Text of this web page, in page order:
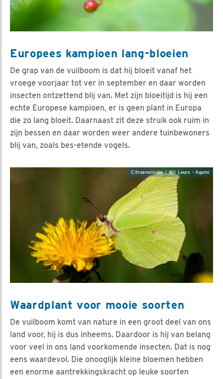
Europees kampioen lang-bloeien
De grap van de vuilboom is dat hij bloeit vanaf het
vroege voorjaar tot ver in september en daar worden
insecten ontzettend blij van. Met zijn bloeitijd is hij een
echte Europese kampioen, er is geen plant in Europa
die zo lang bloeit. Daarnaast zit deze struik ook ruim in
zijn bessen en daar worden weer andere tuinbewoners
blij van, zoals bes-etende vogels.
Citroenvlinder / Wil Leurs - Agami
Waardplant voor mooie soorten
De vuilboom komt van nature in een groot deel van ons
land voor, hij is dus inheems. Daardoor is hij van belang
voor veel in ons land voorkomende insecten. Dat is nog
eens waardevol. Die onooglijk kleine bloemen hebben
een enorme aantrekkingskracht op leuke soorten